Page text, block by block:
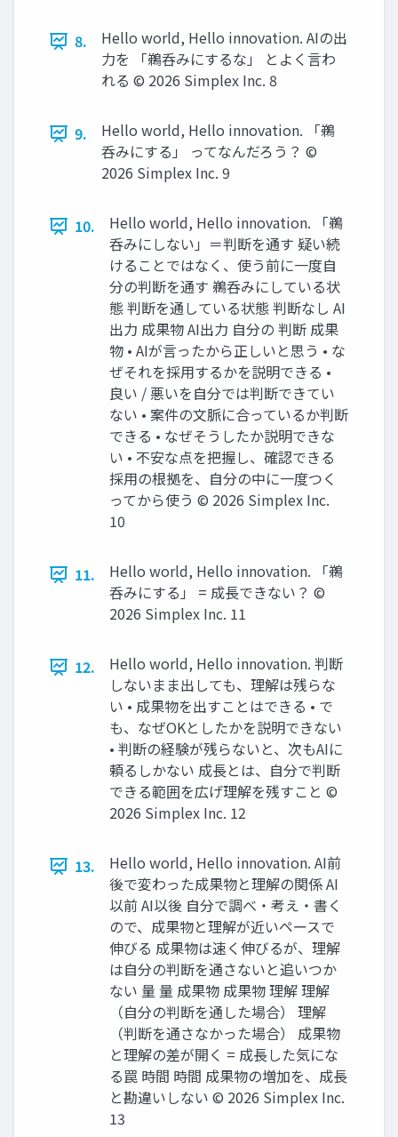
8.
Hello world, Hello innovation. AIの出
力を 「鵜呑みにするな」 とよく言わ
れる ©️ 2026 Simplex Inc. 8
9.
Hello world, Hello innovation. 「鵜
呑みにする」 ってなんだろう？ ©️
2026 Simplex Inc. 9
10.
Hello world, Hello innovation. 「鵜
呑みにしない」＝判断を通す 疑い続
けることではなく、使う前に一度自
分の判断を通す 鵜呑みにしている状
態 判断を通している状態 判断なし AI
出力 成果物 AI出力 自分の 判断 成果
物 • AIが言ったから正しいと思う • な
ぜそれを採用するかを説明できる •
良い / 悪いを自分では判断できてい
ない • 案件の文脈に合っているか判断
できる • なぜそうしたか説明できな
い • 不安な点を把握し、確認できる
採用の根拠を、自分の中に一度つく
ってから使う ©️ 2026 Simplex Inc.
10
11.
Hello world, Hello innovation. 「鵜
呑みにする」 = 成長できない？ ©️
2026 Simplex Inc. 11
12.
Hello world, Hello innovation. 判断
しないまま出しても、理解は残らな
い • 成果物を出すことはできる • で
も、なぜOKとしたかを説明できない
• 判断の経験が残らないと、次もAIに
頼るしかない 成長とは、自分で判断
できる範囲を広げ理解を残すこと ©️
2026 Simplex Inc. 12
13.
Hello world, Hello innovation. AI前
後で変わった成果物と理解の関係 AI
以前 AI以後 自分で調べ・考え・書く
ので、成果物と理解が近いペースで
伸びる 成果物は速く伸びるが、理解
は自分の判断を通さないと追いつか
ない 量 量 成果物 成果物 理解 理解
（自分の判断を通した場合） 理解
（判断を通さなかった場合） 成果物
と理解の差が開く = 成長した気にな
る罠 時間 時間 成果物の増加を、成長
と勘違いしない ©️ 2026 Simplex Inc.
13